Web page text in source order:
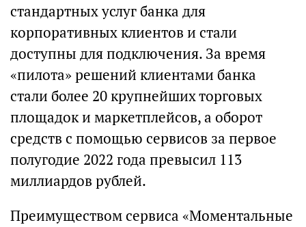
стандартных услуг банка для
корпоративных клиентов и стали
доступны для подключения. За время
«пилота» решений клиентами банка
стали более 20 крупнейших торговых
площадок и маркетплейсов, а оборот
средств с помощью сервисов за первое
полугодие 2022 года превысил 113
миллиардов рублей.
Преимуществом сервиса «Моментальные